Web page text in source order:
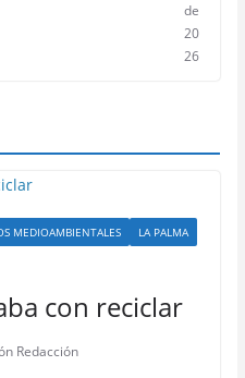
de
20
26
MEDIOAMBIENTALES
LA PALMA
con reciclar
Redacción